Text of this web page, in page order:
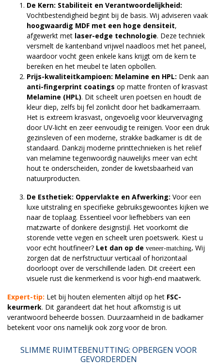
De Kern: Stabiliteit en Verantwoordelijkheid:
Vochtbestendigheid begint bij de basis. Wij adviseren vaak
hoogwaardig MDF met een hoge densiteit,
afgewerkt met laser-edge technologie. Deze techniek
versmelt de kantenband vrijwel naadloos met het paneel,
waardoor vocht geen enkele kans krijgt om de kern te
bereiken en het meubel te laten opbollen.
Prijs-kwaliteitkampioen: Melamine en HPL: Denk aan
anti-fingerprint coatings op matte fronten of krasvast
Melamine (HPL). Dit scheelt uren poetsen en houdt de
kleur diep, zelfs bij fel zonlicht door het badkamerraam.
Het is extreem krasvast, ongevoelig voor kleurvervaging
door UV-licht en zeer eenvoudig te reinigen. Voor een druk
gezinsleven of een moderne, strakke badkamer is dit de
standaard. Dankzij moderne printtechnieken is het reliëf
van melamine tegenwoordig nauwelijks meer van echt
hout te onderscheiden, zonder de kwetsbaarheid van
natuurproducten.
De Esthetiek: Oppervlakte en Afwerking: Voor een
luxe uitstraling en specifieke gebruiksgewoontes kijken we
naar de toplaag. Essentieel voor liefhebbers van een
matzwarte of donkere designstijl. Het voorkomt die
storende vette vegen en scheelt uren poetswerk. Kiest u
voor echt houtfineer? Let dan op de veneer-matching. Wij
zorgen dat de nerfstructuur verticaal of horizontaal
doorloopt over de verschillende laden. Dit creëert een
visuele rust die kenmerkend is voor high-end maatwerk.
Expert-tip: Let bij houten elementen altijd op het FSC-
keurmerk. Dit garandeert dat het hout afkomstig is uit
verantwoord beheerde bossen. Duurzaamheid in de badkamer
betekent voor ons namelijk ook zorg voor de bron.
SLIMME RUIMTEBENUTTING: OPBERGEN VOOR
GEVORDERDEN